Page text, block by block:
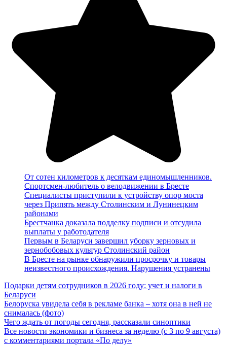
От сотен километров к десяткам единомышленников.
Спортсмен-любитель о велодвижении в Бресте
Специалисты приступили к устройству опор моста
через Припять между Столинским и Лунинецким
районами
Брестчанка доказала подделку подписи и отсудила
выплаты у работодателя
Первым в Беларуси завершил уборку зерновых и
зернобобовых культур Столинский район
В Бресте на рынке обнаружили просрочку и товары
неизвестного происхождения. Нарушения устранены
Подарки детям сотрудников в 2026 году: учет и налоги в
Беларуси
Белоруска увидела себя в рекламе банка – хотя она в ней не
снималась (фото)
Чего ждать от погоды сегодня, рассказали синоптики
Все новости экономики и бизнеса за неделю (с 3 по 9 августа)
с комментариями портала «По делу»